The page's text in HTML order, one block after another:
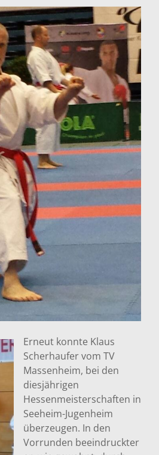
Erneut konnte Klaus
Scherhaufer vom TV
Massenheim, bei den
diesjährigen
Hessenmeisterschaften in
Seeheim-Jugenheim
überzeugen. In den
Vorrunden beeindruckter